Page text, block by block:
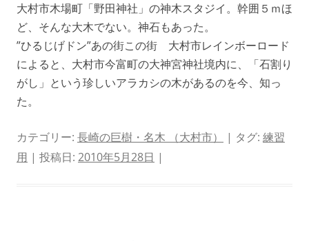
大村市木場町「野田神社」の神木スタジイ。幹囲５ｍほ
ど、そんな大木でない。神石もあった。
”ひるじげドン”あの街この街 大村市レインボーロード
によると、大村市今富町の大神宮神社境内に、「石割り
がし」という珍しいアラカシの木があるのを今、知っ
た。
カテゴリー: 長崎の巨樹・名木 （大村市） | タグ: 練習
用 | 投稿日: 2010年5月28日 |